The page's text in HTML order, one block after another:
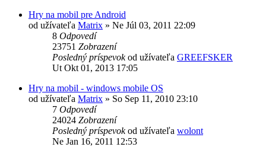
Hry na mobil pre Android
od užívateľa Matrix » Ne Júl 03, 2011 22:09
8 Odpovedí
23751 Zobrazení
Posledný príspevokod užívateľa GREEFSKER
Ut Okt 01, 2013 17:05
Hry na mobil - windows mobile OS
od užívateľa Matrix » So Sep 11, 2010 23:10
7 Odpovedí
24024 Zobrazení
Posledný príspevokod užívateľa wolont
Ne Jan 16, 2011 12:53